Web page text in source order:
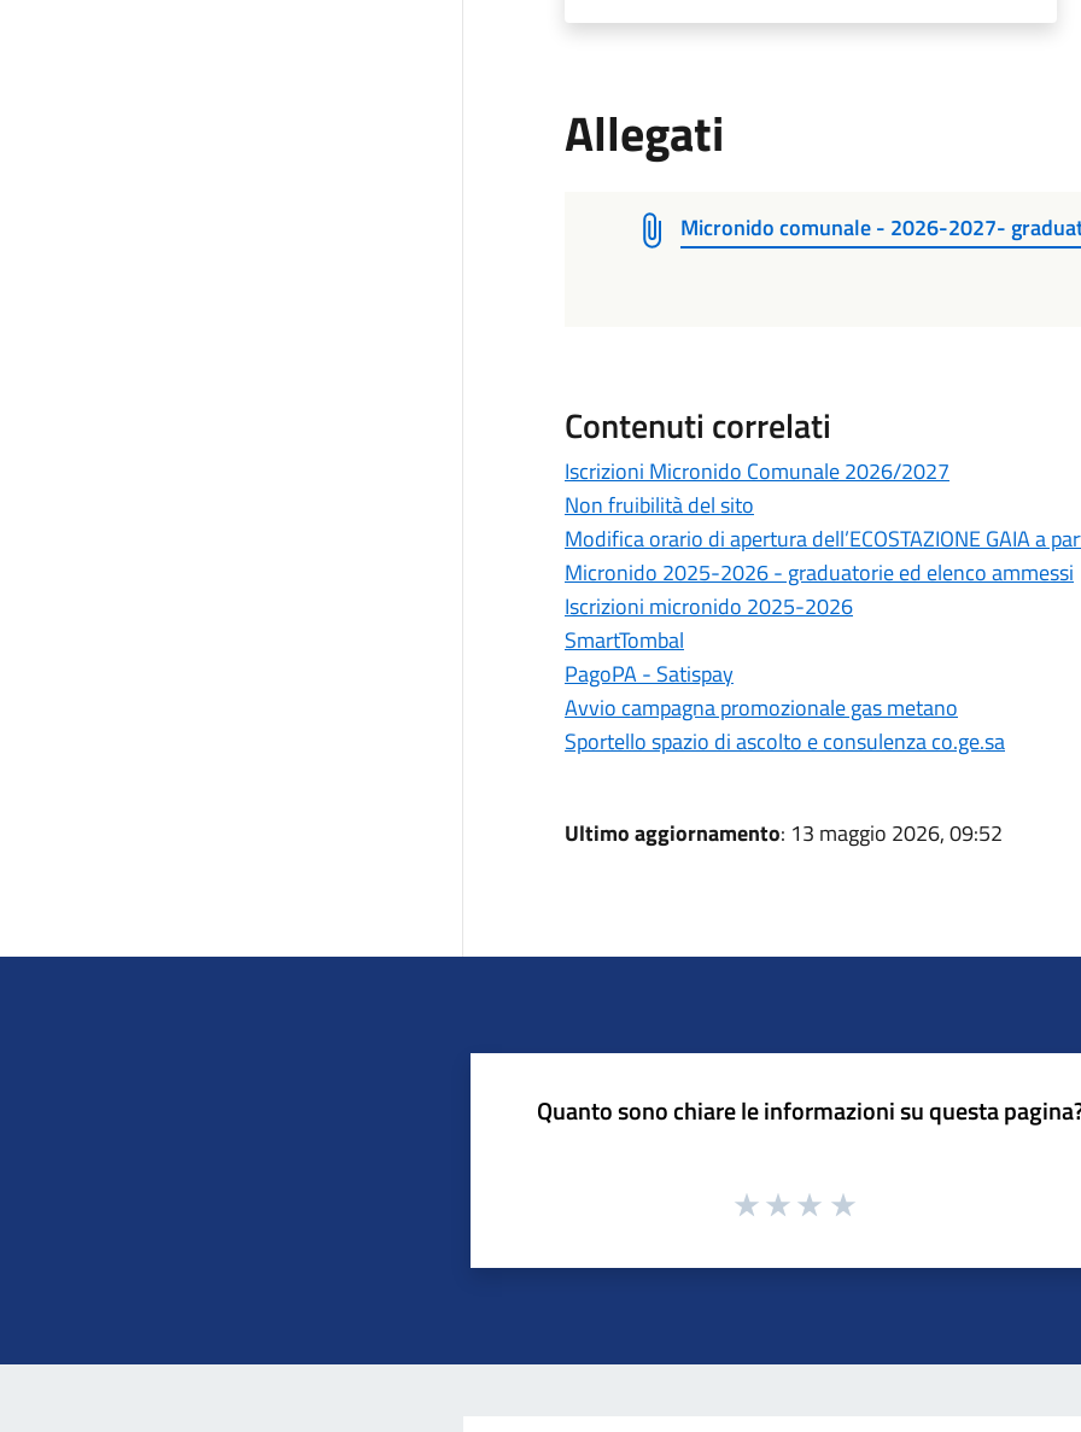
Allegati
Micronido comunale - 2026-2027-
Contenuti correlati
Iscrizioni Micronido Comunale 2026/2027
Non fruibilità del sito
Modifica orario di apertura dell’ECOSTAZIONE GAIA a
Micronido 2025-2026 - graduatorie ed elenco ammessi
Iscrizioni micronido 2025-2026
SmartTombal
PagoPA - Satispay
Avvio campagna promozionale gas metano
Sportello spazio di ascolto e consulenza co.ge.sa
Ultimo aggiornamento: 13 maggio 2026, 09:52
Quanto sono chiare le informazioni su questa